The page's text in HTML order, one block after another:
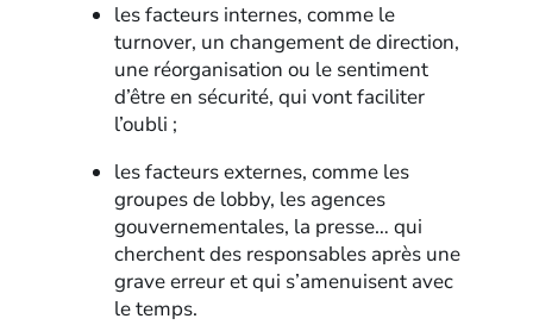
les facteurs internes, comme le
turnover, un changement de direction,
une réorganisation ou le sentiment
d’être en sécurité, qui vont faciliter
l’oubli ;
les facteurs externes, comme les
groupes de lobby, les agences
gouvernementales, la presse… qui
cherchent des responsables après une
grave erreur et qui s’amenuisent avec
le temps.